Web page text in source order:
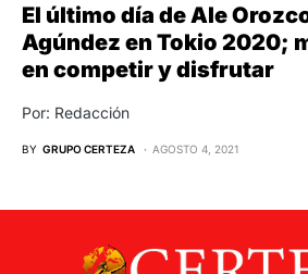
El último día de Ale
Agúndez en Tokio 2020;
en competir y disfrutar
Por: Redacción
BY GRUPO CERTEZA AGOSTO 4, 2021